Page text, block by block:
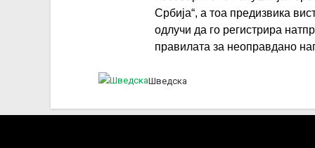
Србија“, а тоа предизвика
одлучи да го регистрира
правилата за неоправдано
Шведска